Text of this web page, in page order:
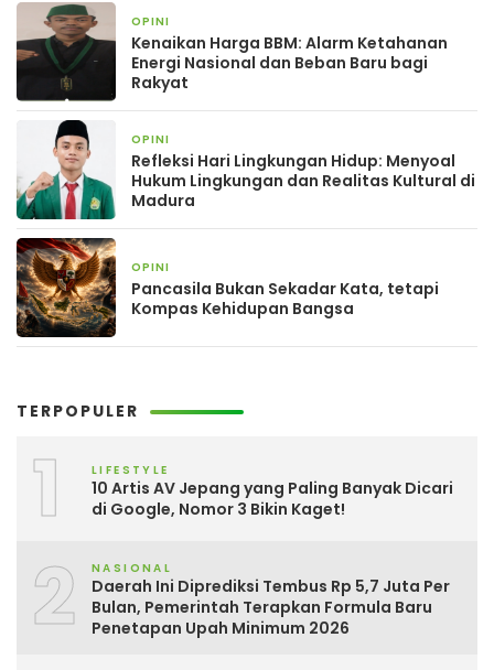
OPINI
Kenaikan Harga BBM: Alarm Ketahanan
Energi Nasional dan Beban Baru bagi
Rakyat
OPINI
Refleksi Hari Lingkungan Hidup: Menyoal
Hukum Lingkungan dan Realitas Kultural di
Madura
OPINI
Pancasila Bukan Sekadar Kata, tetapi
Kompas Kehidupan Bangsa
TERPOPULER
1 LIFESTYLE
10 Artis AV Jepang yang Paling Banyak Dicari
di Google, Nomor 3 Bikin Kaget!
2 NASIONAL
Daerah Ini Diprediksi Tembus Rp 5,7 Juta Per
Bulan, Pemerintah Terapkan Formula Baru
Penetapan Upah Minimum 2026